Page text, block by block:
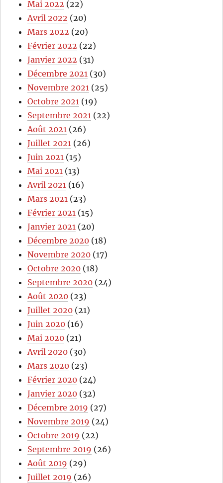
Mai 2022 (22)
Avril 2022 (20)
Mars 2022 (20)
Février 2022 (22)
Janvier 2022 (31)
Décembre 2021 (30)
Novembre 2021 (25)
Octobre 2021 (19)
Septembre 2021 (22)
Août 2021 (26)
Juillet 2021 (26)
Juin 2021 (15)
Mai 2021 (13)
Avril 2021 (16)
Mars 2021 (23)
Février 2021 (15)
Janvier 2021 (20)
Décembre 2020 (18)
Novembre 2020 (17)
Octobre 2020 (18)
Septembre 2020 (24)
Août 2020 (23)
Juillet 2020 (21)
Juin 2020 (16)
Mai 2020 (21)
Avril 2020 (30)
Mars 2020 (23)
Février 2020 (24)
Janvier 2020 (32)
Décembre 2019 (27)
Novembre 2019 (24)
Octobre 2019 (22)
Septembre 2019 (26)
Août 2019 (29)
Juillet 2019 (26)